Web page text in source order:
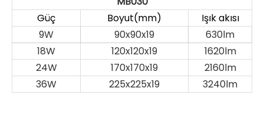
Güç
Boyut(mm)
Işık akısı
9W
90x90x19
630lm
18W
120x120x19
1620lm
24W
170x170x19
2160lm
36W
225x225x19 3240lm